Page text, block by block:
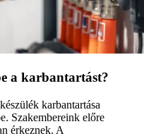
a karbantartást?
karbantartása
Szakembereink előre
érkeznek. A